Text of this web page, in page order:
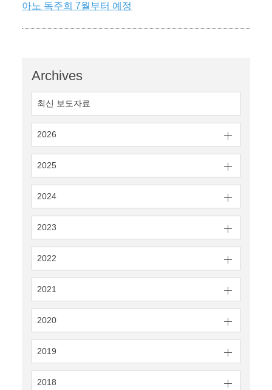
Archives
최신 보도자료
2026
2025
2024
2023
2022
2021
2020
2019
2018
아노 독주회 7월부터 예정